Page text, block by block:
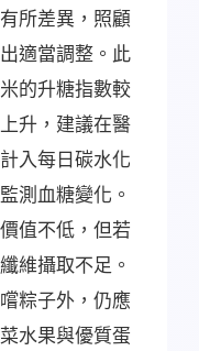
所差異，照顧
適當調整。此
的升糖指數較
升，建議在醫
入每日碳水化
測血糖變化。
值不低，但若
維攝取不足。
粽子外，仍應
水果與優質蛋